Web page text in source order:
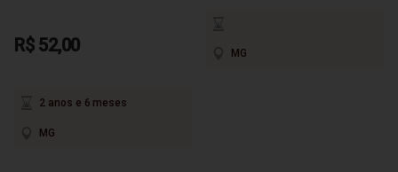
R$ 52,00
2 anos e 6 meses
MG
MG